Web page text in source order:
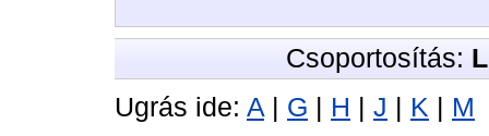
Csoportosítás:
Ugrás ide: A G H J K
M